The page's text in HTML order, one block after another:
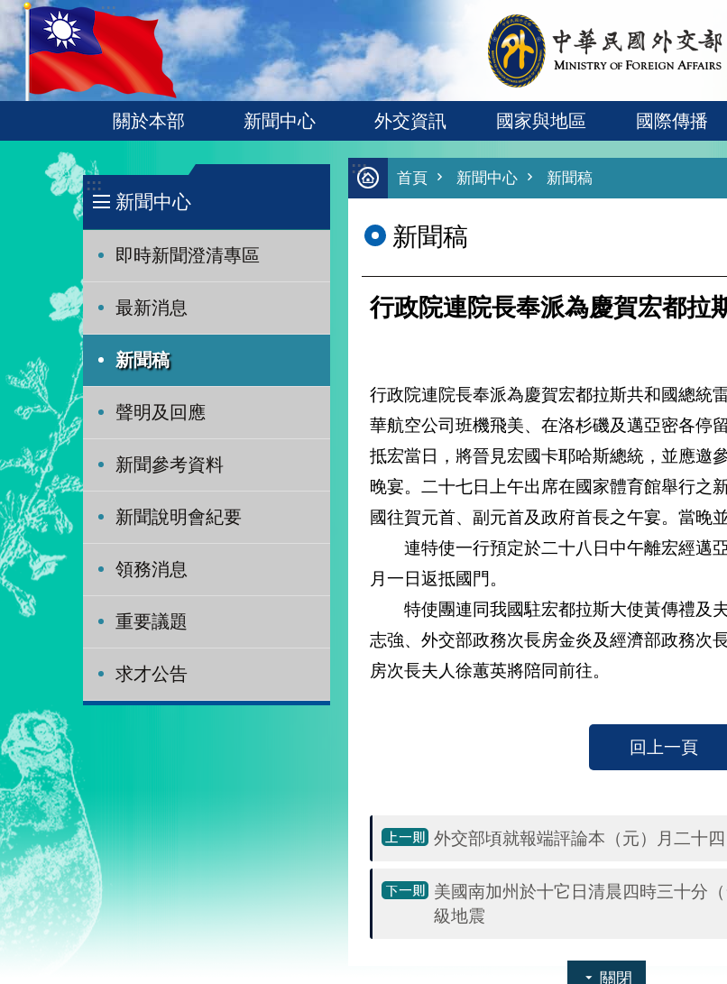
跳到主要內容區塊
:::
關於本部 新聞中心 外交資訊 國家與地區 國際傳播
:::
新聞中心
即時新聞澄清專區
最新消息
新聞稿
聲明及回應
新聞參考資料
新聞說明會紀要
領務消息
重要議題
求才公告
:::
首頁 新聞中心 新聞稿
新聞稿
行政院連院長奉派為慶賀宏都拉
行政院連院長奉派為慶賀宏都拉斯共和國總統
華航空公司班機飛美、在洛杉磯及邁亞密各停
抵宏當日，將晉見宏國卡耶哈斯總統，並應邀
晚宴。二十七日上午出席在國家體育館舉行之
國往賀元首、副元首及政府首長之午宴。當晚
連特使一行預定於二十八日中午離宏經邁
月一日返抵國門。
特使團連同我國駐宏都拉斯大使黃傳禮及
志強、外交部政務次長房金炎及經濟部政務次
房次長夫人徐蕙英將陪同前往。
回上一頁
外交部頃就報端評論本（元）月二十
美國南加州於十它日清晨四時三十分
級地震
關閉